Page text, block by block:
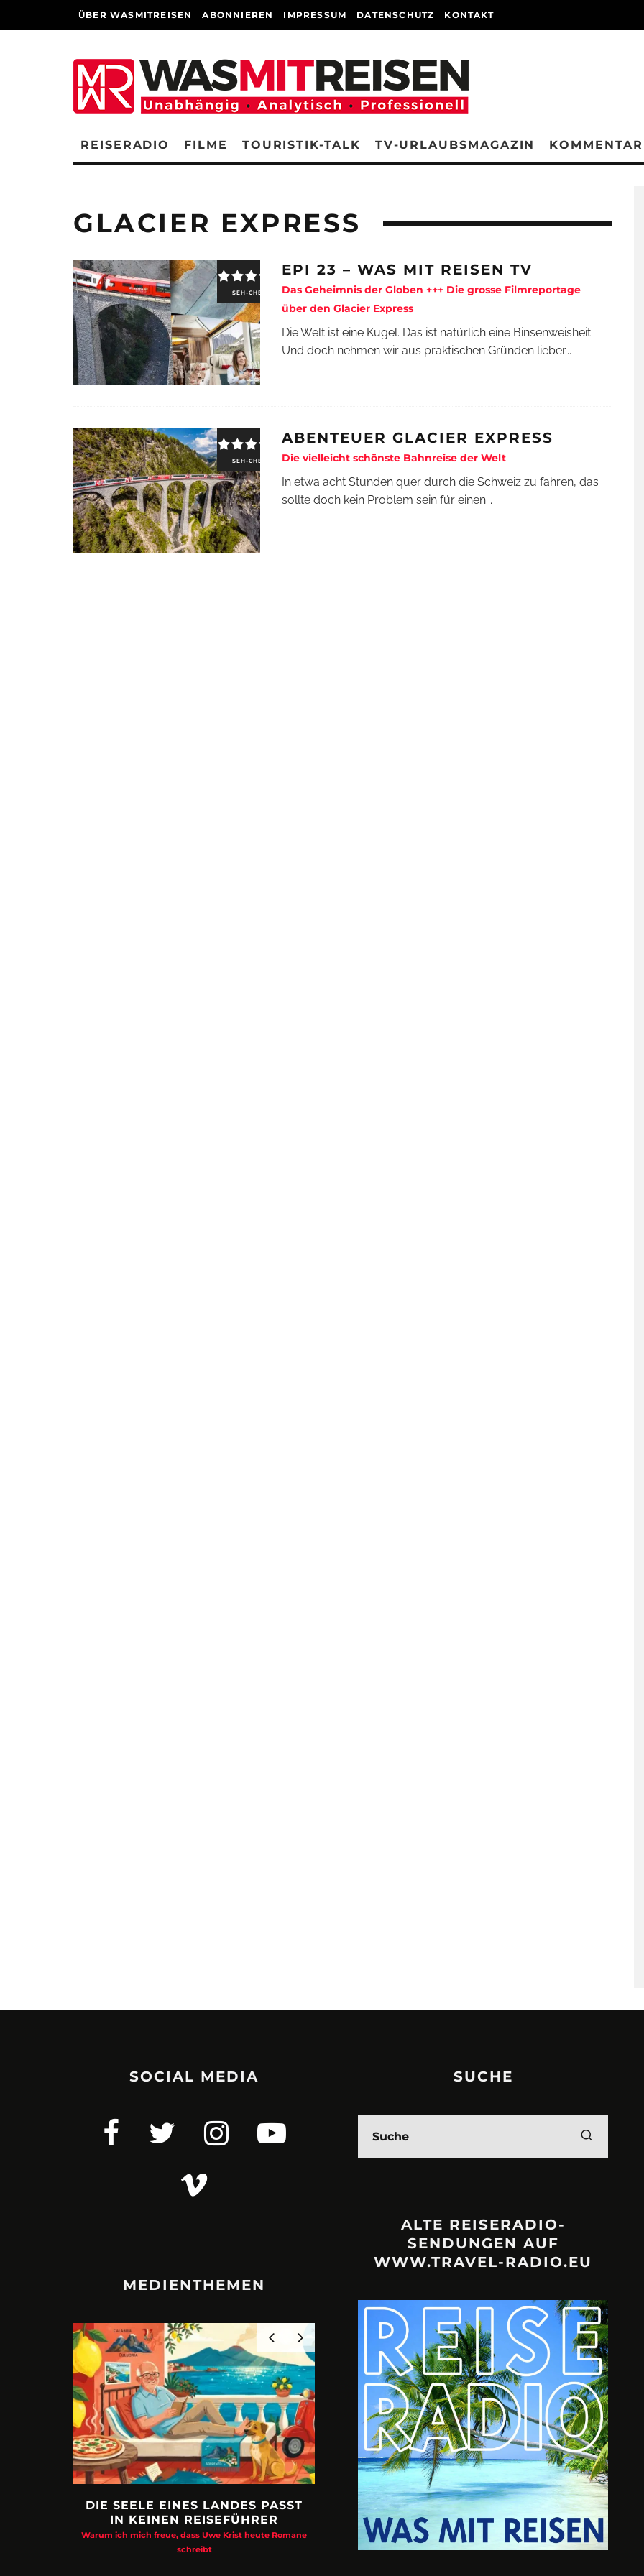
ÜBER WASMITREISEN ABONNIEREN IMPRESSUM DATENSCHUTZ KONTAKT
REISERADIO FILME TOURISTIK-TALK TV-URLAUBSMAGAZIN
GLACIER EXPRESS
SEH-CHECK
EPI 23 – WAS MIT REISEN TV
Das Geheimnis der Globen +++ Die grosse Filmreportage
über den Glacier Express
Die Welt ist eine Kugel. Das ist natürlich eine Binsenweisheit.
Und doch nehmen wir aus praktischen Gründen lieber...
SEH-CHECK
ABENTEUER GLACIER EXPRESS
Die vielleicht schönste Bahnreise der Welt
In etwa acht Stunden quer durch die Schweiz zu fahren, das
sollte doch kein Problem sein für einen...
SOCIAL MEDIA
MEDIENTHEMEN
DIE SEELE EINES LANDES PASST
IN KEINEN REISEFÜHRER
Warum ich mich freue, dass Uwe Krist heute Romane
schreibt
URLAUBSFRUST – IST REISEN
KAPUTT?
Philipp Laage „Travel is broken“ - Wege aus der
Urlaubsfalle
A3M –
Mit Krisen-
SUCHE
ALTE REISERADIO-
SENDUNGEN AUF
WWW.TRAVEL-RADIO.EU